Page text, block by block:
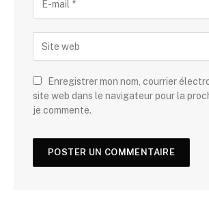
Enregistrer mon nom, courrier
site web dans le navigateur pour la
je commente.